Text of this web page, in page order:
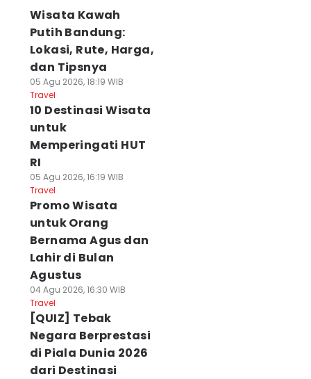
Wisata Kawah
Putih Bandung:
Lokasi, Rute, Harga,
dan Tipsnya
05 Agu 2026, 18:19 WIB
Travel
10 Destinasi Wisata
untuk
Memperingati HUT
RI
05 Agu 2026, 16:19 WIB
Travel
Promo Wisata
untuk Orang
Bernama Agus dan
Lahir di Bulan
Agustus
04 Agu 2026, 16:30 WIB
Travel
[QUIZ] Tebak
Negara Berprestasi
di Piala Dunia 2026
dari Destinasi